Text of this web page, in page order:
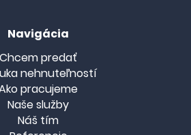
Navigácia
Chcem predať
nehnuteľností
pracujeme
Naše služby
Náš tím